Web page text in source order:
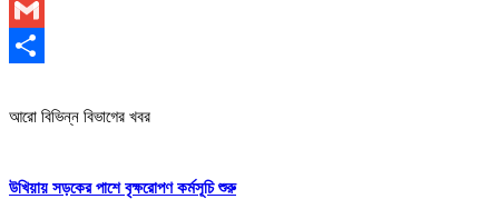
WhatsApp
Gmail
আরো বিভিন্ন বিভাগের খবর
উখিয়ায় সড়কের পাশে বৃক্ষরোপণ কর্মসূচি শুরু